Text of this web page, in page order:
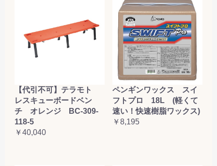
【代引不可】テラモト
レスキューボードベン
チ オレンジ BC-309-
118-5
￥40,040
ペンギンワックス スイ
フトプロ 18L (軽くて
速い！快速樹脂ワックス)
￥8,195